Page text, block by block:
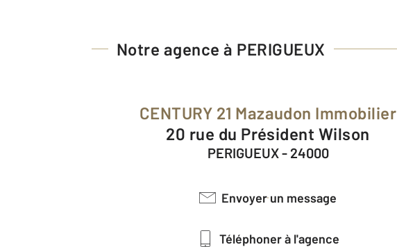
Notre agence à PERIGUEUX
CENTURY 21 Mazaudon Immobilier
20 rue du Président Wilson
PERIGUEUX - 24000
Envoyer un message
Téléphoner à l'agence